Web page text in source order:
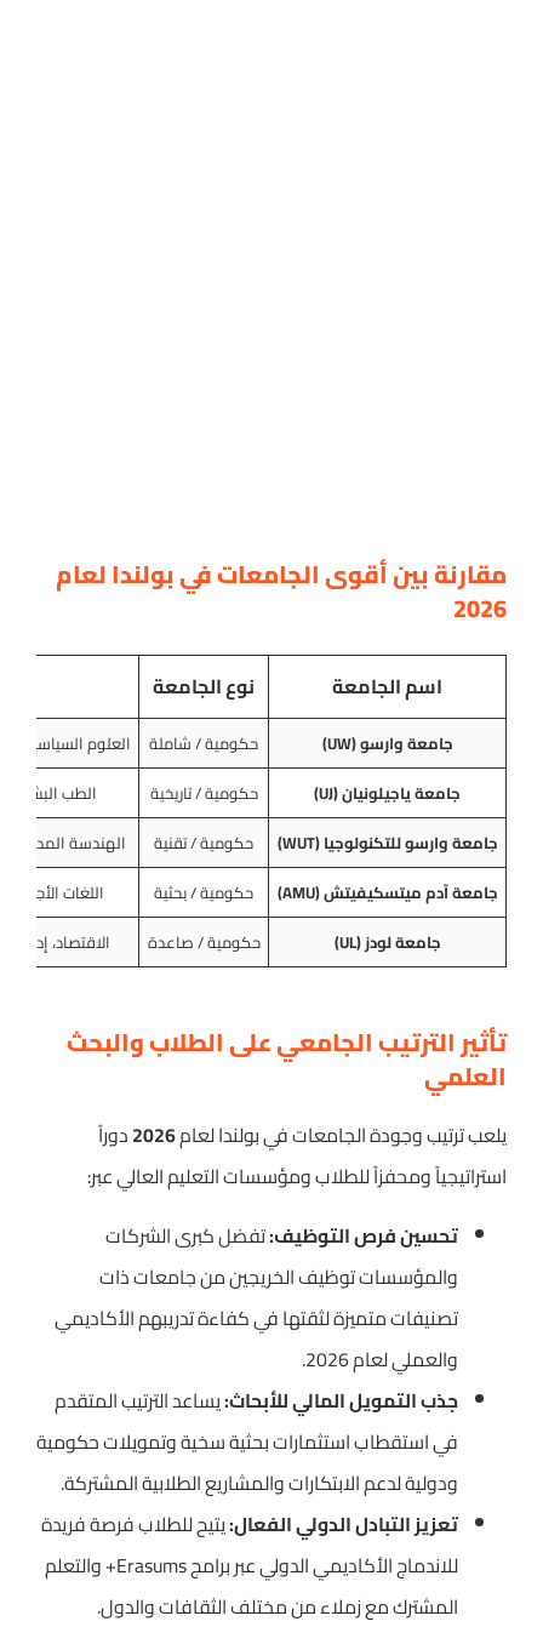
مقارنة بين أقوى الجامعات في بولندا لعام
2026
اسم الجامعة نوع الجامعة
جامعة وارسو (UW) حكومية / شاملة
العلوم السياسية،
جامعة ياجيلونيان (UJ)
حكومية / تاريخية
الطب البشري،
جامعة وارسو للتكنولوجيا (WUT)
حكومية / تقنية
الهندسة المدنية،
جامعة آدم ميتسكيفيتش (AMU)
حكومية / بحثية
اللغات
جامعة لودز (UL)
حكومية / صاعدة الاقتصاد، إدارة
تأثير الترتيب الجامعي على الطلاب والبحث
العلمي
يلعب ترتيب وجودة الجامعات في بولندا لعام2026دوراً
استراتيجياً ومحفزاً للطلاب ومؤسسات التعليم العالي عبر:
تحسين فرص التوظيف:تفضل كبرى الشركات
والمؤسسات توظيف الخريجين من جامعات ذات
تصنيفات متميزة لثقتها في كفاءة تدريبهم الأكاديمي
والعملي لعام 2026.
جذب التمويل المالي للأبحاث:يساعد الترتيب المتقدم
في استقطاب استثمارات بحثية سخية وتمويلات حكومية
ودولية لدعم الابتكارات والمشاريع الطلابية المشتركة.
تعزيز التبادل الدولي الفعال:يتيح للطلاب فرصة فريدة
للاندماج الأكاديمي الدولي عبر برامج Erasums+ والتعلم
المشترك مع زملاء من مختلف الثقافات والدول.